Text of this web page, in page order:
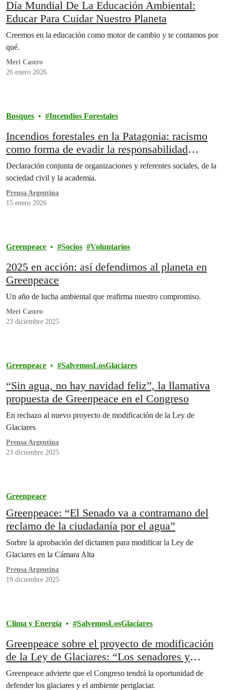
Día Mundial De La Educación Ambiental:
Educar Para Cuidar Nuestro Planeta
Creemos en la educación como motor de cambio y te contamos por
qué.
Meri Castro
26 enero 2026
Bosques Incendios Forestales
Incendios forestales en la Patagonia: racismo
como forma de evadir la responsabilidad
política
Declaración conjunta de organizaciones y referentes sociales, de la
sociedad civil y la academia.
Prensa Argentina
15 enero 2026
Greenpeace Socios Voluntarios
2025 en acción: así defendimos al planeta en
Greenpeace
Un año de lucha ambiental que reafirma nuestro compromiso.
Meri Castro
23 diciembre 2025
Greenpeace SalvemosLosGlaciares
“Sin agua, no hay navidad feliz”, la llamativa
propuesta de Greenpeace en el Congreso
En rechazo al nuevo proyecto de modificación de la Ley de
Glaciares
Prensa Argentina
23 diciembre 2025
Greenpeace
Greenpeace: “El Senado va a contramano del
reclamo de la ciudadanía por el agua”
Sorbre la aprobación del dictamen para modificar la Ley de
Glaciares en la Cámara Alta
Prensa Argentina
19 diciembre 2025
Clima y Energía SalvemosLosGlaciares
Greenpeace sobre el proyecto de modificación
de la Ley de Glaciares: “Los senadores y
diputados están a tiempo de salvar el agua de
los argentinos”
Greenpeace advierte que el Congreso tendrá la oportunidad de
defender los glaciares y el ambiente periglaciar.